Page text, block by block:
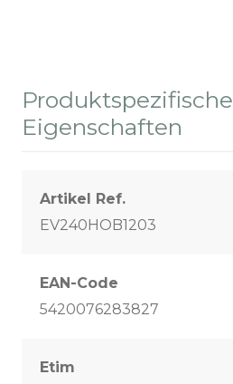
Produktspezifische
Eigenschaften
Artikel Ref.
EV240HOB1203
EAN-Code
5420076283827
Etim